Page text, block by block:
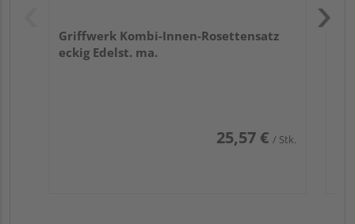
Griffwerk Kombi-Innen-Rosettensatz
eckig Edelst. ma.
25,57 € / Stk.